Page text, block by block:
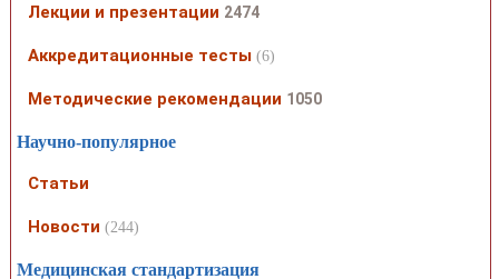
Лекции и презентации 2474
Аккредитационные тесты (6)
Методические рекомендации 1050
Научно-популярное
Статьи
Новости (244)
Медицинская стандартизация